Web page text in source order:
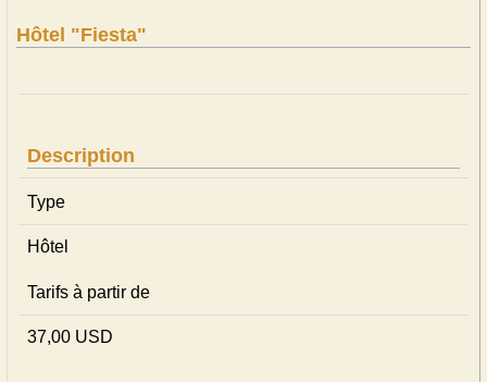
Hôtel "Fiesta"
Description
Type
Hôtel
Tarifs à partir de
37,00 USD